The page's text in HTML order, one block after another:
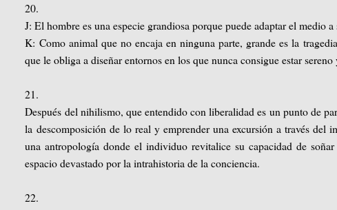
20.
J: El hombre es una especie grandiosa porque puede adaptar el medio
K: Como animal que no encaja en ninguna parte, grande es la
que le obliga a diseñar entornos en los que nunca consigue estar
21.
Después del nihilismo, que entendido con liberalidad es un punto de
la descomposición de lo real y emprender una excursión a través del
una antropología donde el individuo revitalice su capacidad de
espacio devastado por la intrahistoria de la conciencia.
22.